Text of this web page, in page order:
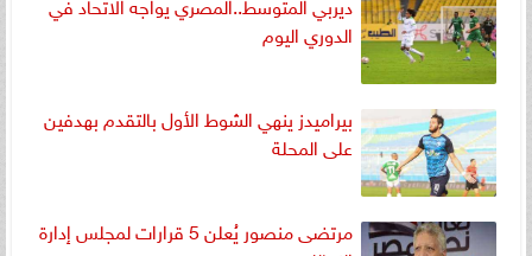
الدوري اليوم
بيراميدز ينهي الشوط الأول بالتقدم بهدفين
على المحلة
مرتضى منصور يُعلن 5 قرارات لمجلس إدارة